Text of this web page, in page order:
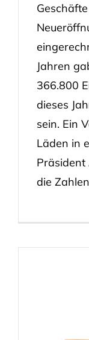
Jahren
366.800
dieses
sein. Ein
Läden in
Präsident
die